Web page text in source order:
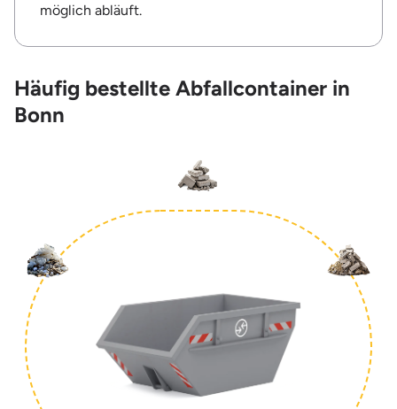
möglich abläuft.
Häufig bestellte Abfallcontainer in
Bonn